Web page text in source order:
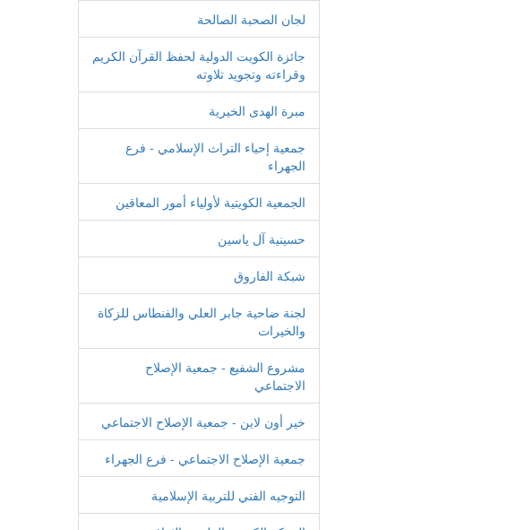
لجان الصحبة الصالحة
جائزة الكويت الدولية لحفظ القرآن الكريم
وقراءته وتجويد تلاوته
مبرة الهدى الخيرية
جمعية إحياء التراث الإسلامي - فرع
الجهراء
الجمعية الكويتية لأولياء أمور المعاقين
حسينية آل ياسين
شبكة الفاروق
لجنة ضاحية جابر العلي والفنطاس للزكاة
والخيرات
مشروع الشفيع - جمعية الإصلاح
الاجتماعي
خير أون لاين - جمعية الإصلاح الاجتماعي
جمعية الإصلاح الاجتماعي - فرع الجهراء
التوجيه الفني للتربية الإسلامية